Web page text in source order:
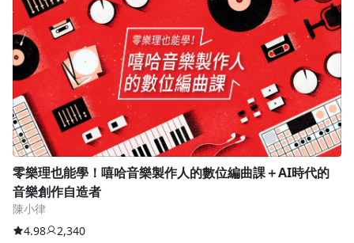
零樂理也能學！嘻哈音樂製作人的數位編曲課＋AI時代的
音樂創作自造者
陳小律
4.98
2,340